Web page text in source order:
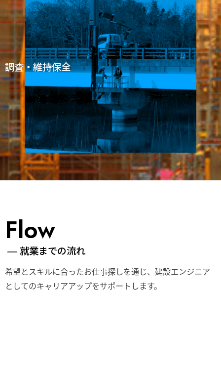
調査・維持保全
Flow
就業までの流れ
希望とスキルに合ったお仕事探しを通じ、 建設エンジニア
としてのキャリアアップをサポートします。